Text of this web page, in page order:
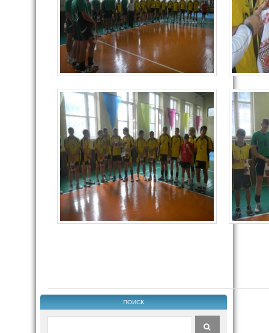
ПОИСК